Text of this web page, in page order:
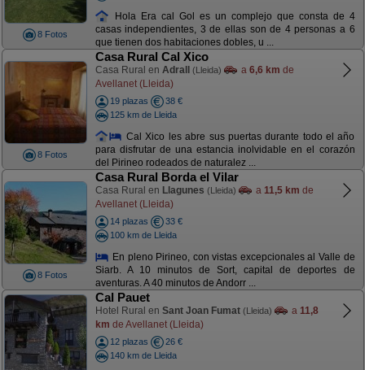
8 Fotos
Hola Era cal Gol es un complejo que consta de 4
casas independientes, 3 de ellas son de 4 personas a 6
que tienen dos habitaciones dobles, u ...
8 Fotos
Casa Rural Cal Xico
Casa Rural en Adrall (Lleida) a 6,6 km de
Avellanet (Lleida)
19 plazas
38 €
125 km de Lleida
Cal Xico les abre sus puertas durante todo el año
para disfrutar de una estancia inolvidable en el corazón
del Pirineo rodeados de naturalez ...
8 Fotos
Casa Rural Borda el Vilar
Casa Rural en Llagunes (Lleida) a 11,5 km de
Avellanet (Lleida)
14 plazas
33 €
100 km de Lleida
En pleno Pirineo, con vistas excepcionales al Valle de
Siarb. A 10 minutos de Sort, capital de deportes de
aventuras. A 40 minutos de Andorr ...
Cal Pauet
Hotel Rural en Sant Joan Fumat (Lleida) a 11,8
km de Avellanet (Lleida)
12 plazas
26 €
140 km de Lleida